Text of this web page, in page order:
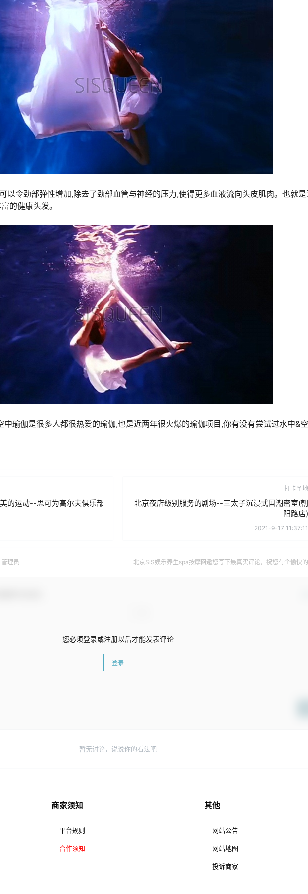
以令劲部弹性增加,除去了劲部血管与神经的压力,使得更多血液流向头皮肌肉。也就是
的健康头发。
中瑜伽是很多人都很热爱的瑜伽,也是近两年很火爆的瑜伽项目,你有没有尝试过水中&
的运动--思可为高尔夫俱乐部
打卡圣地
北京夜店级别服务的剧场--三太子沉浸式国潮密室(朝
阳路店)
2021-9-17 11:37:11
管理员 北京SiS娱乐养生spa按摩网邀您写下最真实评论，祝您有个愉快
您必须登录或注册以后才能发表评论
登录
暂无讨论，说说你的看法吧
商家须知
平台规则
合作须知
其他
网站公告
网站地图
投诉商家